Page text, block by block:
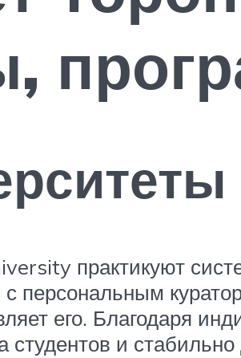
практикуют
персональным
его. Благодаря
и